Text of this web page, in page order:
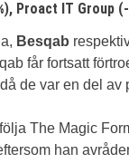
Proact IT Group (-
Besqab
får fortsatt
de var en del av
The Magic
han